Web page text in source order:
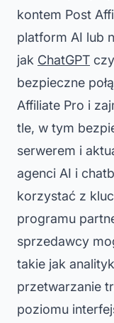
kontem Post
platform AI lub
jak ChatGPT czy
bezpieczne
Affiliate Pro i
tle, w tym
serwerem i
agenci AI i
korzystać z
programu
sprzedawcy
takie jak
przetwarzanie
poziomu